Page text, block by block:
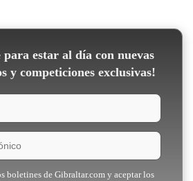
para estar al día con nuevas
y competiciones exclusivas!
boletines de Gibraltar.com y aceptar los